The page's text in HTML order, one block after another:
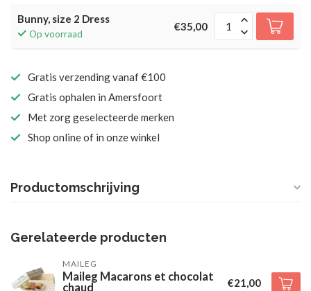
Bunny, size 2 Dress
Op voorraad
€35,00
Gratis verzending vanaf €100
Gratis ophalen in Amersfoort
Met zorg geselecteerde merken
Shop online of in onze winkel
Productomschrijving
Gerelateerde producten
MAILEG
Maileg Macarons et chocolat
chaud
€21,00